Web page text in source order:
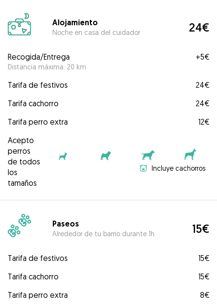
Alojamiento
Noche en casa del cuidador 24€
Recogida/Entrega
Distancia máxima: 20 km
+5€
Tarifa de festivos
24€
Tarifa cachorro
24€
Tarifa perro extra
12€
Acepto
perros
de todos
los
tamaños
Incluye cachorros
Paseos
Alrededor de tu barrio durante 1h 15€
Tarifa de festivos
15€
Tarifa cachorro
15€
Tarifa perro extra
8€